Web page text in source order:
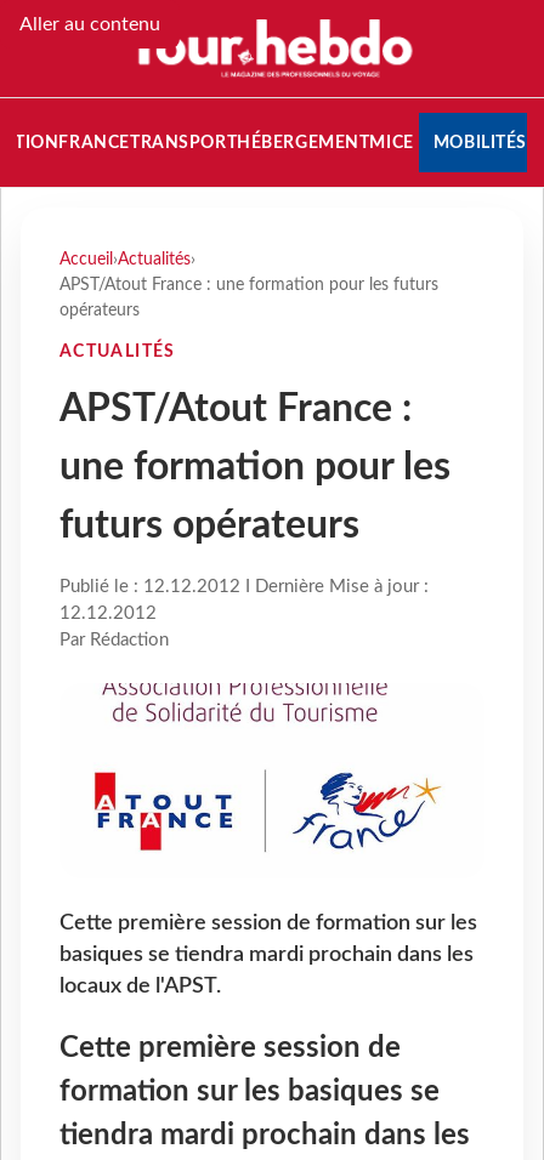
Aller au contenu
FRANCETRANSPORT HÉBERGEMENTMICE MOBILITÉS
Accueil ›Actualités›
APST/Atout France : une formation pour les futurs
opérateurs
ACTUALITÉS
APST/Atout France :
une formation pour les
futurs opérateurs
Publié le : 12.12.2012 I Dernière Mise à jour :
12.12.2012
Par Rédaction
Cette première session de formation sur les
basiques se tiendra mardi prochain dans les
locaux de l'APST.
Cette première session de
formation sur les basiques se
tiendra mardi prochain dans les